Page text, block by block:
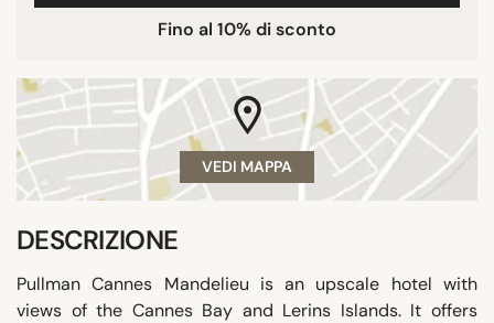
Fino al 10% di sconto
VEDI MAPPA
DESCRIZIONE
Pullman Cannes Mandelieu is an upscale hotel with
views of the Cannes Bay and Lerins Islands. It offers